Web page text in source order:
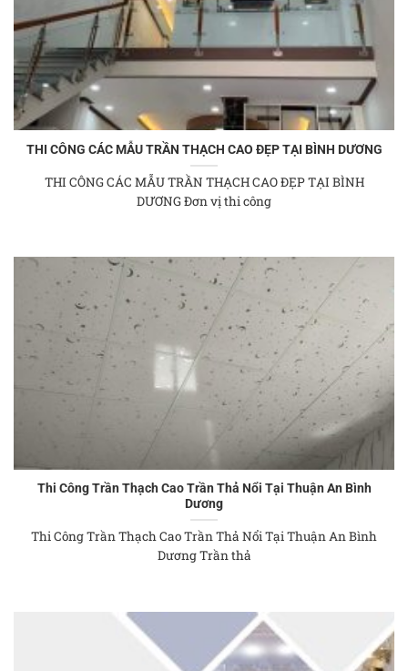
THI CÔNG CÁC MẪU TRẦN THẠCH CAO ĐẸP TẠI BÌNH DƯƠNG
THI CÔNG CÁC MẪU TRẦN THẠCH CAO ĐẸP TẠI BÌNH
DƯƠNG Đơn vị thi công
Thi Công Trần Thạch Cao Trần Thả Nổi Tại Thuận An Bình
Dương
Thi Công Trần Thạch Cao Trần Thả Nổi Tại Thuận An Bình
Dương Trần thả